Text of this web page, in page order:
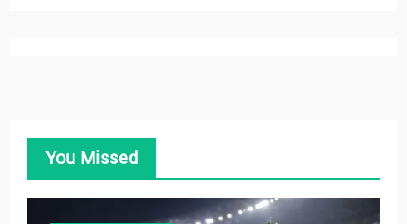
You Missed